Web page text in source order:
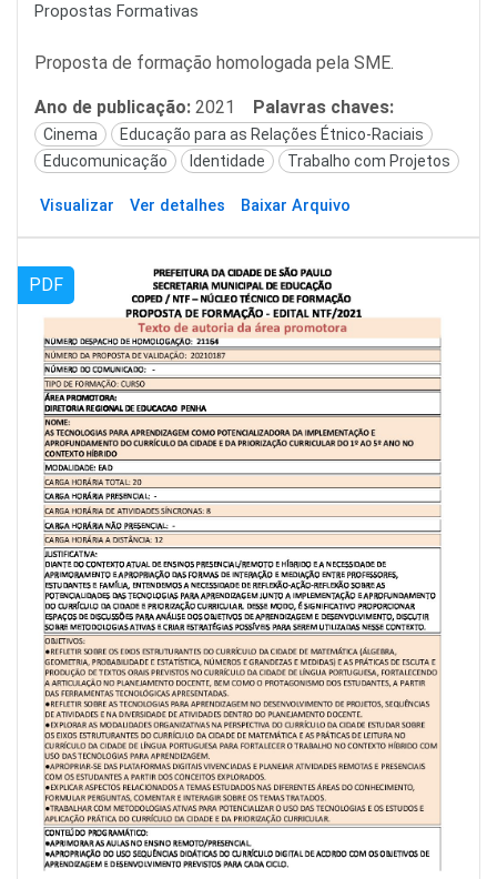
Propostas Formativas
Proposta de formação homologada pela SME.
Ano de publicação: 2021 Palavras chaves:
Cinema
Educação para as Relações Étnico-Raciais
Educomunicação
Identidade Trabalho com Projetos
Visualizar Ver detalhes Baixar Arquivo
PDF